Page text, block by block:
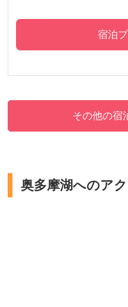
宿泊
その他の宿
奥多摩湖へのア